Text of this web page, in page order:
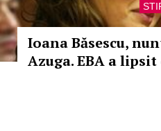
Ioana Băsescu,
Azuga. EBA a